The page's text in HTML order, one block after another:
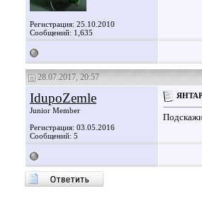
Регистрация: 25.10.2010
Сообщений: 1,635
28.07.2017, 20:57
IdupoZemle
Junior Member
Регистрация: 03.05.2016
Сообщений: 5